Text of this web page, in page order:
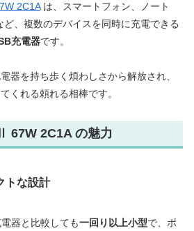
2C1Aは、スマートフォン、ノート
、複数のデバイスを同時に充電できる
充電器です。
器を持ち歩く煩わしさから解放され、
くれる頼れる相棒です。
67W 2C1A の魅力
トな設計
器と比較しても一回り以上小型で、ポ